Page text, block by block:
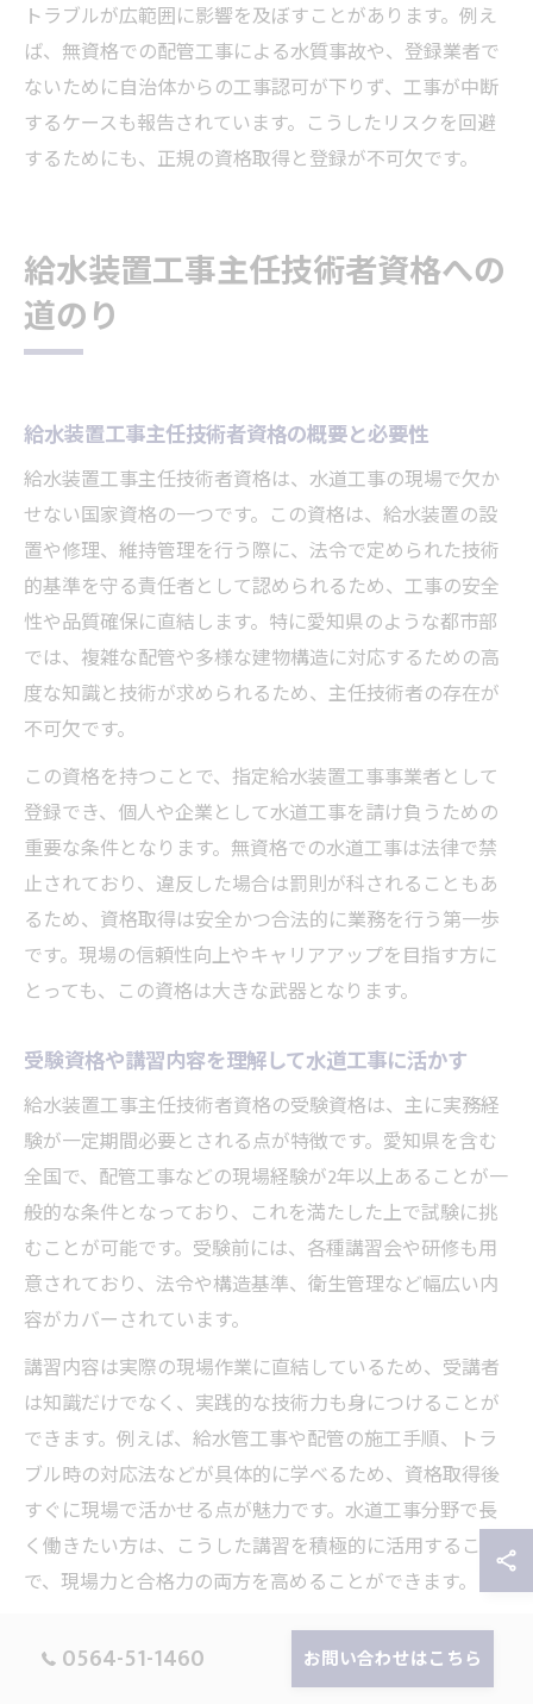
トラブルが広範囲に影響を及ぼすことがあります。例え
ば、無資格での配管工事による水質事故や、登録業者で
ないために自治体からの工事認可が下りず、工事が中断
するケースも報告されています。こうしたリスクを回避
するためにも、正規の資格取得と登録が不可欠です。
給水装置工事主任技術者資格への
道のり
給水装置工事主任技術者資格の概要と必要性
給水装置工事主任技術者資格は、水道工事の現場で欠か
せない国家資格の一つです。この資格は、給水装置の設
置や修理、維持管理を行う際に、法令で定められた技術
的基準を守る責任者として認められるため、工事の安全
性や品質確保に直結します。特に愛知県のような都市部
では、複雑な配管や多様な建物構造に対応するための高
度な知識と技術が求められるため、主任技術者の存在が
不可欠です。
この資格を持つことで、指定給水装置工事事業者として
登録でき、個人や企業として水道工事を請け負うための
重要な条件となります。無資格での水道工事は法律で禁
止されており、違反した場合は罰則が科されることもあ
るため、資格取得は安全かつ合法的に業務を行う第一歩
です。現場の信頼性向上やキャリアアップを目指す方に
とっても、この資格は大きな武器となります。
受験資格や講習内容を理解して水道工事に活かす
給水装置工事主任技術者資格の受験資格は、主に実務経
験が一定期間必要とされる点が特徴です。愛知県を含む
全国で、配管工事などの現場経験が2年以上あることが一
般的な条件となっており、これを満たした上で試験に挑
むことが可能です。受験前には、各種講習会や研修も用
意されており、法令や構造基準、衛生管理など幅広い内
容がカバーされています。
講習内容は実際の現場作業に直結しているため、受講者
は知識だけでなく、実践的な技術力も身につけることが
できます。例えば、給水管工事や配管の施工手順、トラ
ブル時の対応法などが具体的に学べるため、資格取得後
すぐに現場で活かせる点が魅力です。水道工事分野で長
く働きたい方は、こうした講習を積極的に活用すること
で、現場力と合格力の両方を高めることができます。
主任技術者資格の合格率と試験内容をチェック
0564-51-1460 お問い合わせはこちら